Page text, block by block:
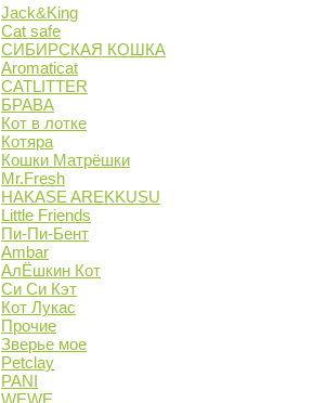
Jack&King
Cat safe
СИБИРСКАЯ КОШКА
Aromaticat
CATLITTER
БРАВА
Кот в лотке
Котяра
Кошки Матрёшки
Mr.Fresh
HAKASE AREKKUSU
Little Friends
Пи-Пи-Бент
Ambar
АлЁшкин Кот
Си Си Кэт
Кот Лукас
Прочие
Зверье мое
Petclay
PANI
WEWE